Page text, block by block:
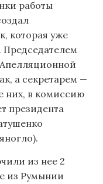
работы
которая уже
Председателем
а секретарем —
них, в комиссию
президента
из нее 2
из Румынии